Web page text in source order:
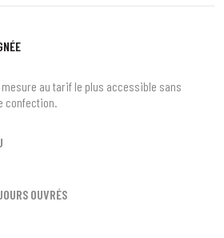
OUVRÉS
au tarif le plus accessible sans
confection.